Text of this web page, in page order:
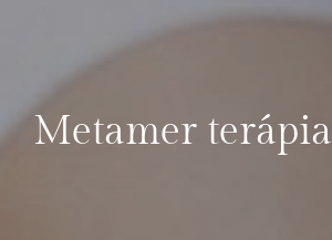
Metamer terápia